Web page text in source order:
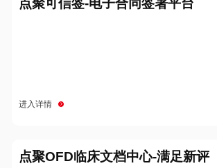
进入详情
点聚OFD临床文档中心-满足新评